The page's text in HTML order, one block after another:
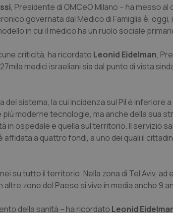
, Presidente di OMCeO Milano – ha messo al
governata dal Medico di Famiglia è, oggi,
in cui il medico ha un ruolo sociale
criticità, ha ricordato Leonid Eidelman,
medici israeliani sia dal punto di vista
sistema, la cui incidenza sul Pil è inferiore
moderne tecnologie, ma anche della sua
in ospedale e quella sul territorio. Il servizio
a quattro fondi, a uno dei quali il
su tutto il territorio. Nella zona di Tel Aviv, ad
zone del Paese si vive in media anche 9
della sanità – ha ricordato Leonid